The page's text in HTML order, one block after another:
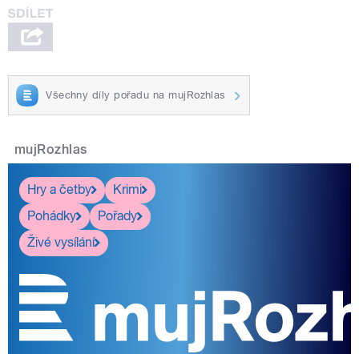
Všechny díly pořadu na mujRozhlas
mujRozhlas
Hry a četby
Krimi
Pohádky
Pořady
Živé vysílání